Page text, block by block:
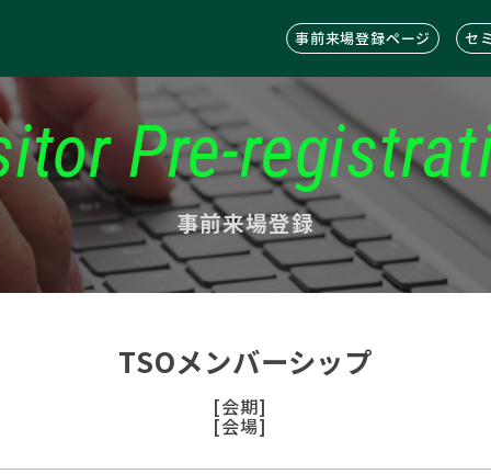
事前来場登録ページ セ
Pre-
事前来場登録
TSOメンバーシップ
[会期]
[会場]